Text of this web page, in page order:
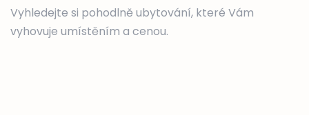
Vyhledejte si pohodlně ubytování, které Vám
vyhovuje umístěním a cenou.